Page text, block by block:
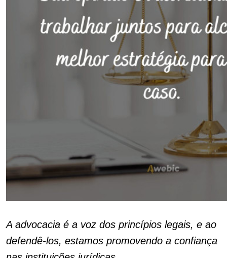
A advocacia é a voz dos princípios legais, e ao
defendê-los, estamos promovendo a confiança